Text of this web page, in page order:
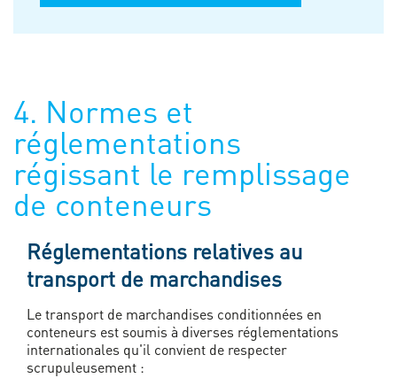
4. Normes et
réglementations
régissant le remplissage
de conteneurs
Réglementations relatives au
transport de marchandises
Le transport de marchandises conditionnées en
conteneurs est soumis à diverses réglementations
internationales qu'il convient de respecter
scrupuleusement :